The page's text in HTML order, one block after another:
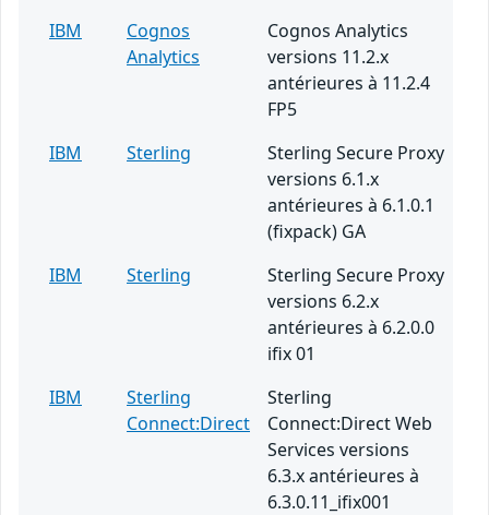
IBM
Cognos
Analytics
Cognos Analytics
versions 11.2.x
antérieures à 11.2.4
FP5
IBM
Sterling
Sterling Secure Proxy
versions 6.1.x
antérieures à 6.1.0.1
(fixpack) GA
IBM
Sterling
Sterling Secure Proxy
versions 6.2.x
antérieures à 6.2.0.0
ifix 01
IBM
Sterling
Connect:Direct
Sterling
Connect:Direct Web
Services versions
6.3.x antérieures à
6.3.0.11_ifix001